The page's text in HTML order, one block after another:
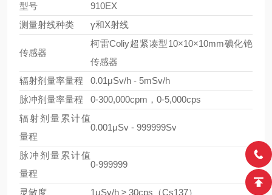
型号
910EX
测量射线种类
γ和X射线
传感器
柯雷Coliy超紧凑型10×10×10mm碘化铯
传感器
辐射剂量率量程
0.01μSv/h - 5mSv/h
脉冲剂量率量程
0-300,000cpm，0-5,000cps
辐射剂量累计值
量程
0.001μSv - 999999Sv
脉冲剂量累计值
量程
0-999999
灵敏度
1μSv/h ≥ 30cps（Cs137）